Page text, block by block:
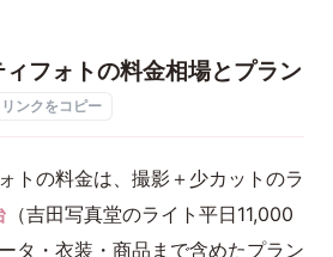
フォトの料金相場とプラン
ンクをコピー
トの料金は、撮影＋少カットのラ
（吉田写真堂のライト平日11,000
タ・衣装・商品まで含めたプラン